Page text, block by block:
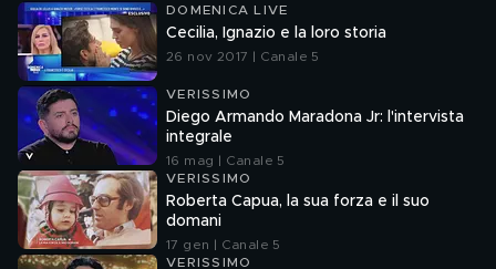
DOMENICA LIVE
Cecilia, Ignazio e la loro storia
26 nov 2017 | Canale 5
VERISSIMO
Diego Armando Maradona Jr: l'intervista
integrale
16 mag | Canale 5
VERISSIMO
Roberta Capua, la sua forza e il suo
domani
17 gen | Canale 5
VERISSIMO